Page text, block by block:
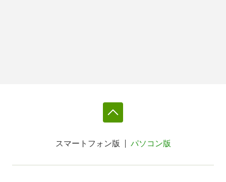
スマートフォン版 パソコン版